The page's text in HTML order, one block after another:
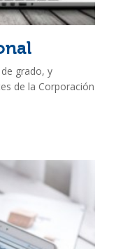
grado, y
de la Corporación